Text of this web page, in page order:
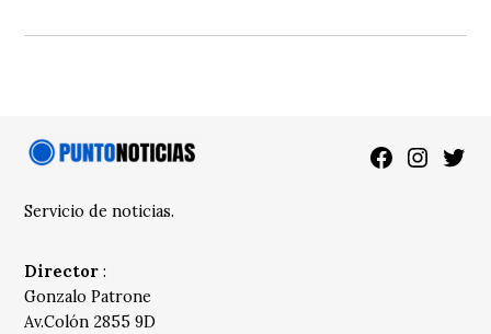
Facebook
Servicio de noticias.
Director :
Gonzalo Patrone
Av.Colón 2855 9D